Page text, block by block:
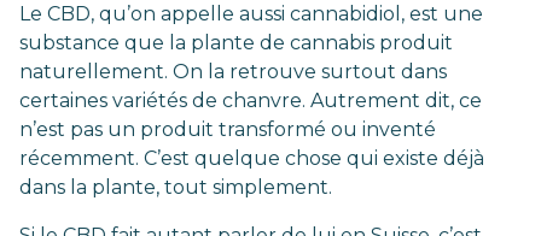
Le CBD, qu’on appelle aussi cannabidiol, est une
substance que la plante de cannabis produit
naturellement. On la retrouve surtout dans
certaines variétés de chanvre. Autrement dit, ce
n’est pas un produit transformé ou inventé
récemment. C’est quelque chose qui existe déjà
dans la plante, tout simplement.